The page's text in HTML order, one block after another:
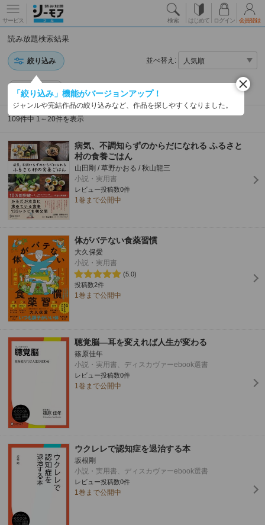
サービス 検索 はじめて ログイン 会員登録
読み放題検索結果
絞り込み 並べ替え:
「絞り込み」機能がバージョンアップ！
ジャンルや完結作品の絞り込みなど、作品を探しやすくなりました。
医学一般
109件中 1～20件を表示
病気、不調知らずのからだになれる ふるさと
村の食養ごはん
山田剛 / 草野かおる / 秋山龍三
小説・実用書
レビュー投稿数0件
1巻まで公開中
体がバテない食薬習慣
大久保愛
小説・実用書
(5.0)
投稿数2件
1巻まで公開中
聴覚脳―耳を変えれば人生が変わる
篠原佳年
小説・実用書、ディスカヴァーebook選書
レビュー投稿数0件
1巻まで公開中
ウクレレで認知症を退治する本
坂根剛
小説・実用書、ディスカヴァーebook選書
レビュー投稿数0件
1巻まで公開中